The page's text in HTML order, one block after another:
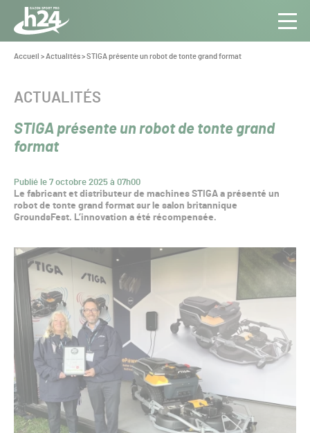
Panneau de gestion des cookies
Aller au contenu
Toute
l’info
Pro
Vous
Accueil >Actualités>STIGA présente un robot de tonte grand format
STIGA présente un robot de tonte grand
format
Publié le 7 octobre 2025 à 07h00
CATÉGORIE :
ACTUALITÉS
Le fabricant et distributeur de machines STIGA a présenté un
robot de tonte grand format sur le salon britannique
GroundsFest. L’innovation a été récompensée.